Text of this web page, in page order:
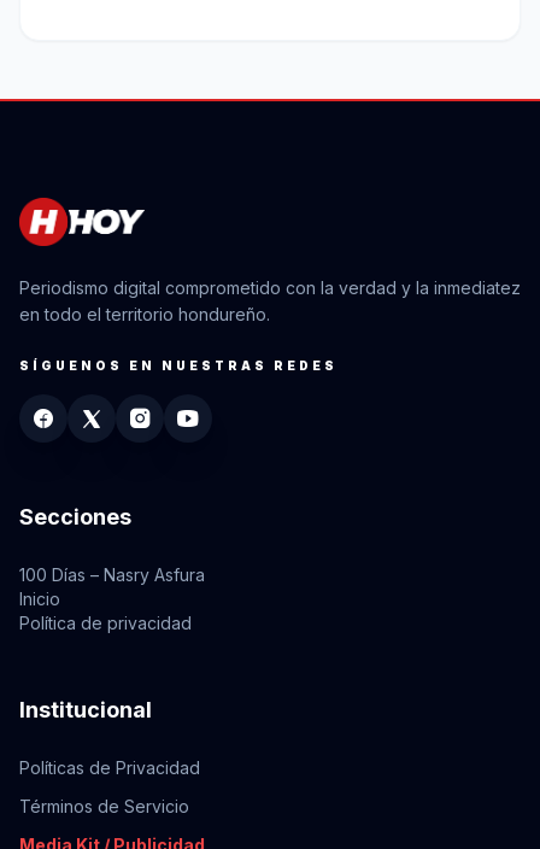
Periodismo digital comprometido con la verdad y la inmediatez
en todo el territorio hondureño.
SÍGUENOS EN NUESTRAS REDES
Secciones
100 Días – Nasry Asfura
Inicio
Política de privacidad
Institucional
Políticas de Privacidad
Términos de Servicio
Media Kit / Publicidad